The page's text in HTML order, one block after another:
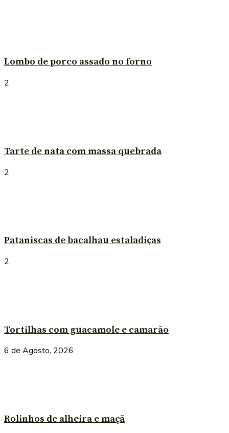
Lombo de porco assado no forno
2
Tarte de nata com massa quebrada
2
Pataniscas de bacalhau estaladiças
2
Tortilhas com guacamole e camarão
6 de Agosto, 2026
Rolinhos de alheira e maçã